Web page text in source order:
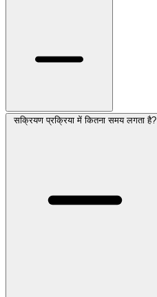
सक्रियण प्रक्रिया में कितना समय लगता है?